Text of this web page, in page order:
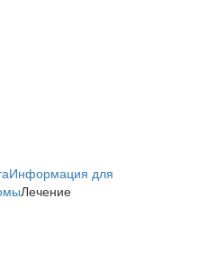
Информация для
Лечение